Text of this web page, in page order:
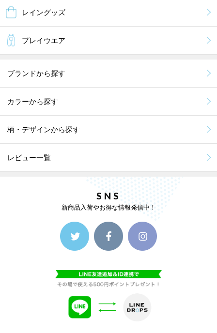
レイングッズ
プレイウエア
ブランドから探す
カラーから探す
柄・デザインから探す
レビュー一覧
SNS
新商品入荷やお得な情報発信中！